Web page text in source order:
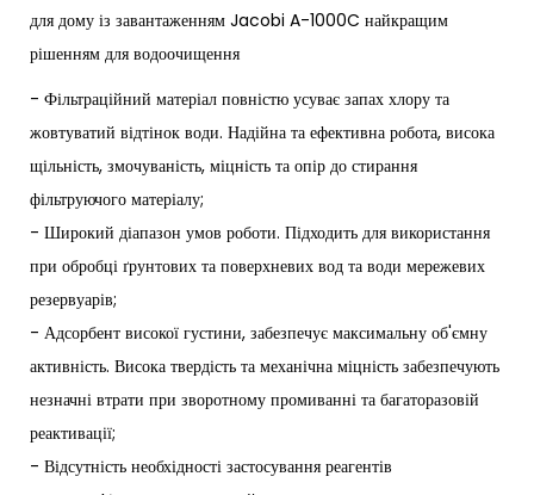
для дому із завантаженням Jacobi A-1000C найкращим
рішенням для водоочищення
- Фільтраційний матеріал повністю усуває запах хлору та
жовтуватий відтінок води. Надійна та ефективна робота, висока
щільність, змочуваність, міцність та опір до стирання
фільтруючого матеріалу;
- Широкий діапазон умов роботи. Підходить для використання
при обробці ґрунтових та поверхневих вод та води мережевих
резервуарів;
- Адсорбент високої густини, забезпечує максимальну об'ємну
активність. Висока твердість та механічна міцність забезпечують
незначні втрати при зворотному промиванні та багаторазовій
реактивації;
- Відсутність необхідності застосування реагентів